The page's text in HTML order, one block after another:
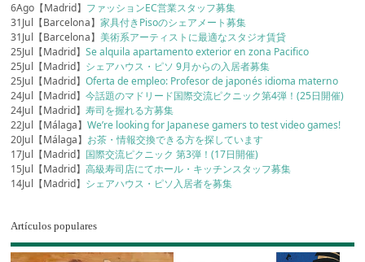
6Ago【Madrid】 ファッションEC営業スタッフ募集
31Jul【Barcelona】家具付きPisoのシェアメート募集
31Jul【Barcelona】美術系アーティストに最適なスタジオ賃貸
25Jul【Madrid】Se alquila apartamento exterior en zona Pacifico
25Jul【Madrid】 シェアハウス・ピソ 9月からの入居者募集
25Jul【Madrid】Oferta de empleo: Profesor de japonés idioma materno
24Jul【Madrid】今話題のマドリード国際交流ピクニック第4弾！(25日開催)
24Jul【Madrid】寿司を握れる方募集
22Jul【Málaga】We’re looking for Japanese gamers to test video games!
20Jul【Málaga】 お茶・情報交換できる方を探しています
17Jul【Madrid】 国際交流ピクニック 第3弾！(17日開催)
15Jul【Madrid】高級寿司店にてホール・キッチンスタッフ募集
14Jul【Madrid】 シェアハウス・ピソ入居者を募集
Artículos populares